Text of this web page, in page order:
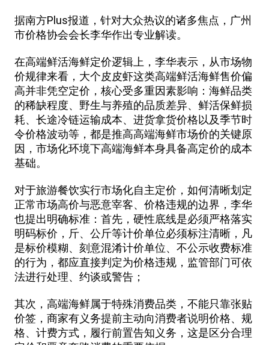
据南方Plus报道，针对大众热议的诸多焦点，广州
市价格协会会长李华作出专业解读。
在高端鲜活海鲜定价逻辑上，李华表示，从市场物
价规律来看，大个皮皮虾这类高端鲜活海鲜售价偏
高并非凭空定价，核心受多重因素影响：海鲜品类
的稀缺程度、野生与养殖的品质差异、鲜活保鲜损
耗、长途冷链运输成本、进货拿货价格以及季节时
令价格波动等，都是推高高端海鲜市场价的关键原
因，市场化环境下高端海鲜本身具备高定价的成本
基础。
对于旅游餐饮实行市场化自主定价，如何清晰划定
正常市场高价与恶意宰客、价格违规的边界，李华
也提出明确标准：首先，硬性底线是必须严格落实
明码标价，斤、公斤等计价单位必须标注清晰，凡
是标价模糊、刻意混淆计价单位、不公示收费标准
的行为，都应直接判定为价格违规，监管部门可依
法进行处理、约谈或警告；
其次，高端海鲜属于特殊消费品类，不能只靠张贴
价签，商家有义务提前主动向消费者说明价格、规
格、计费方式，履行前置告知义务，这是区分合理